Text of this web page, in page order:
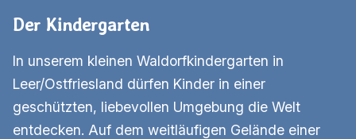
Der Kindergarten
In unserem kleinen Waldorfkindergarten in
Leer/Ostfriesland dürfen Kinder in einer
geschützten, liebevollen Umgebung die Welt
entdecken. Auf dem weitläufigen Gelände einer